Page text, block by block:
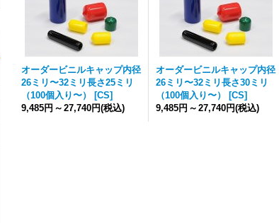
オーダービニルキャップ内径
26ミリ〜32ミリ長さ25ミリ
（100個入り〜）
[CS]
9,485円 ～ 27,740円(税込)
オーダービニルキャップ内径
26ミリ〜32ミリ長さ30ミリ
（100個入り〜）
[CS]
9,485円 ～ 27,740円(税込)